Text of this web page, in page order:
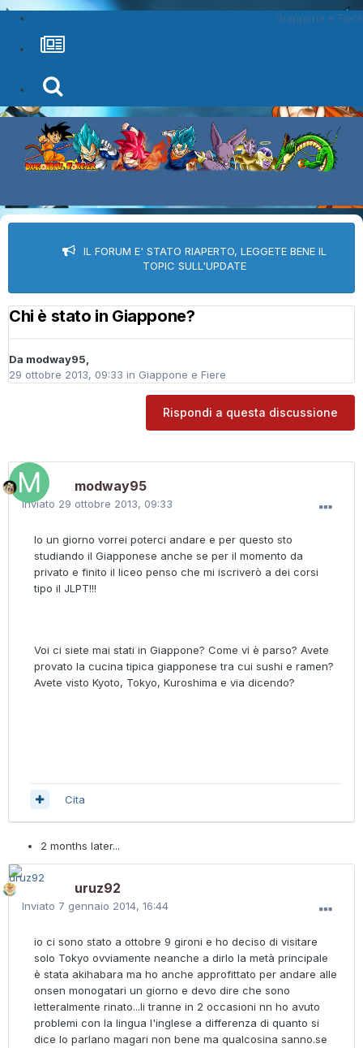
Giappone e Fiere
IL FORUM E' STATO RIAPERTO, LEGGETE BENE IL
TOPIC SULL'UPDATE
Chi è stato in Giappone?
Da modway95,
29 ottobre 2013, 09:33 in Giappone e Fiere
Rispondi a questa discussione
modway95
Inviato 29 ottobre 2013, 09:33
Io un giorno vorrei poterci andare e per questo sto
studiando il Giapponese anche se per il momento da
privato e finito il liceo penso che mi iscriverò a dei corsi
tipo il JLPT!!!
Voi ci siete mai stati in Giappone? Come vi è parso? Avete
provato la cucina tipica giapponese tra cui sushi e ramen?
Avete visto Kyoto, Tokyo, Kuroshima e via dicendo?
Cita
2 months later...
uruz92
Inviato 7 gennaio 2014, 16:44
io ci sono stato a ottobre 9 gironi e ho deciso di visitare
solo Tokyo ovviamente neanche a dirlo la metà principale
è stata akihabara ma ho anche approfittato per andare alle
onsen monogatari un giorno e devo dire che sono
letteralmente rinato...li tranne in 2 occasioni nn ho avuto
problemi con la lingua l'inglese a differenza di quanto si
dice lo parlano magari non bene ma qualcosina sanno.se